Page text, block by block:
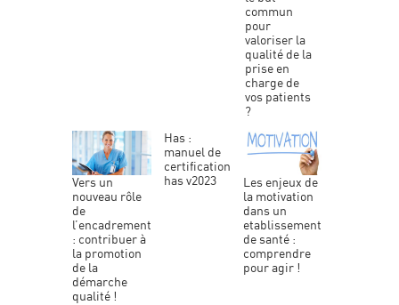
commun
pour
valoriser la
qualité de la
prise en
charge de
vos patients
?
vers un
nouveau rôle
de
l’encadrement
: contribuer à
la promotion
de la
démarche
qualité !
has :
manuel de
certification
has v2023
les enjeux de
la motivation
dans un
etablissement
de santé :
comprendre
pour agir !